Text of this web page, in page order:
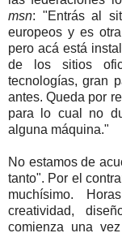
msn: "Entrás al
europeos y es
pero acá está
de los sitios
tecnologías, gran
antes. Queda por
para lo cual no
alguna máquina."
No estamos de
tanto". Por el
muchísimo.
creatividad,
comienza una